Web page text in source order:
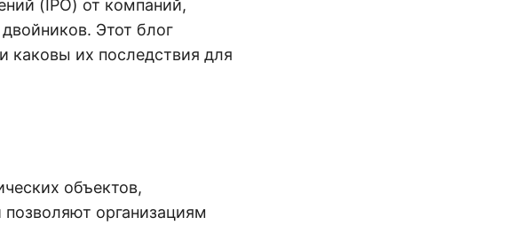
(IPO) от компаний,
Этот блог
каковы их последствия для
объектов,
организациям